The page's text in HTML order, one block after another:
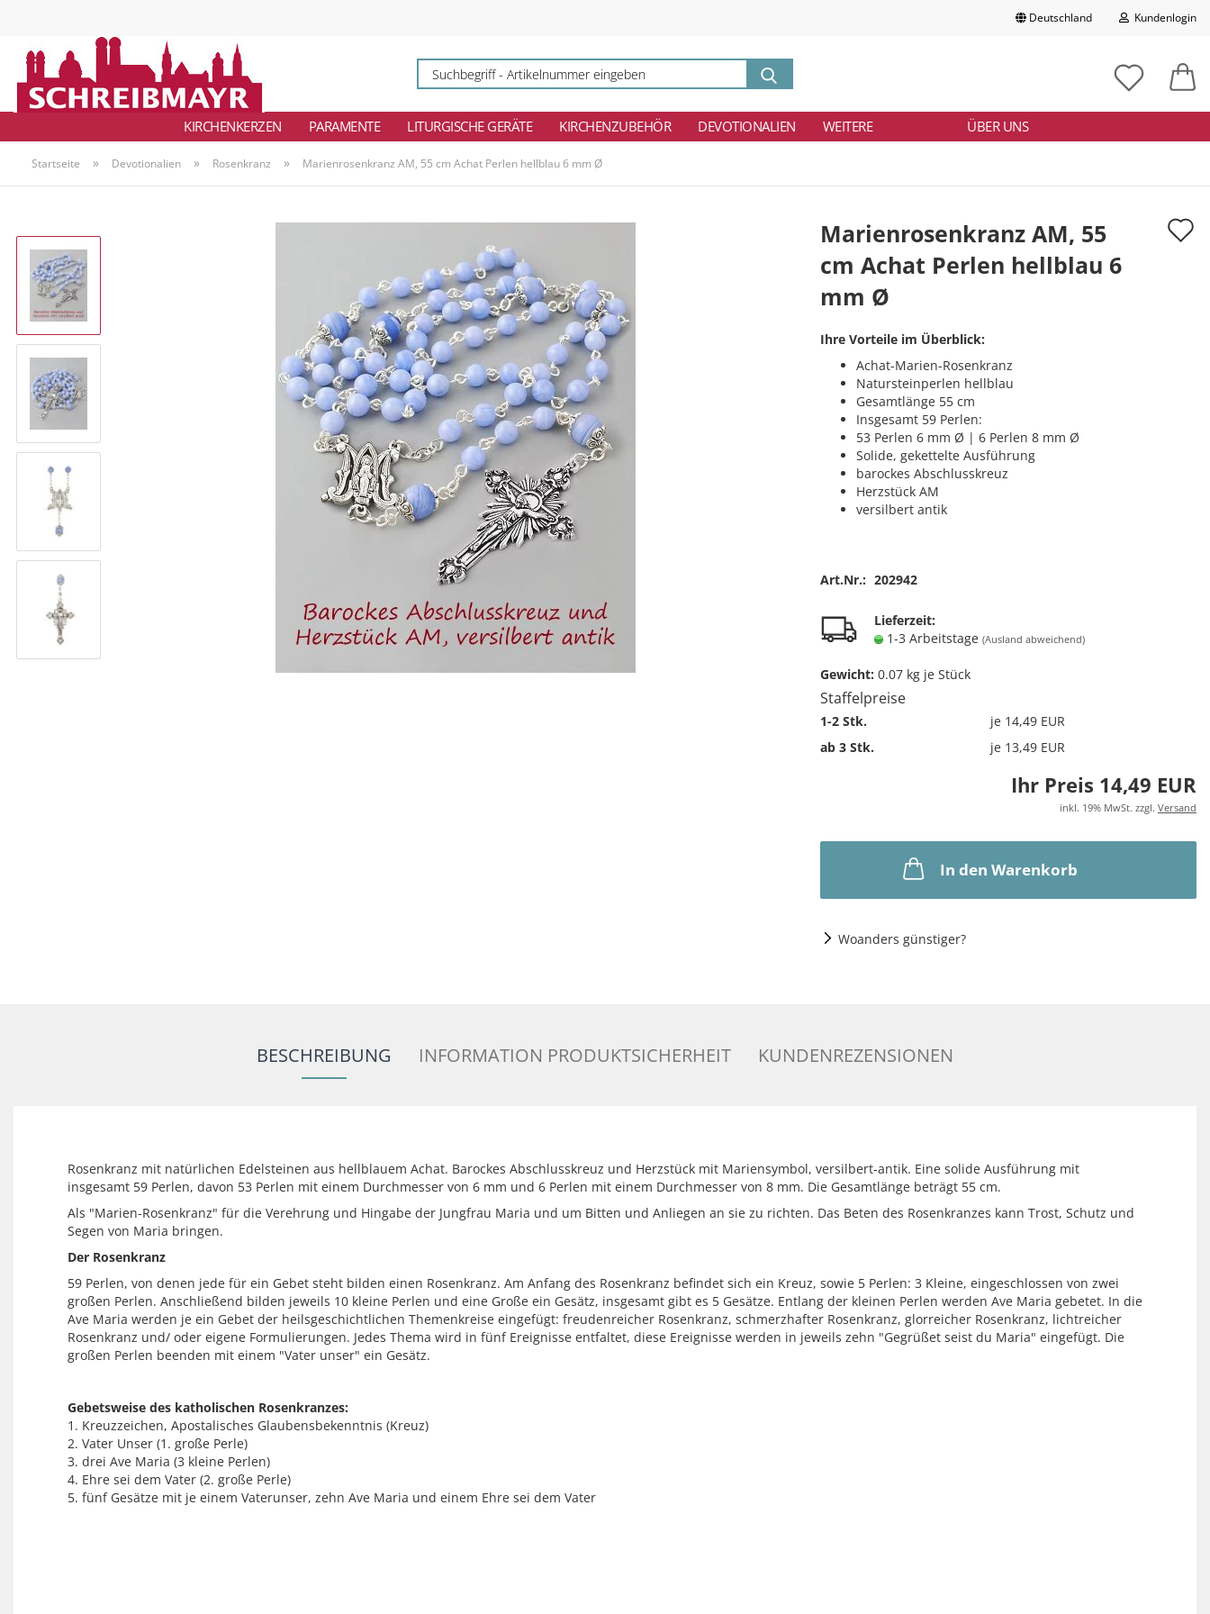
Deutschland Kundenlogin
E-Mail
Konto erstellen
eingeben
KIRCHENKERZEN PARAMENTE LITURGISCHE GERÄTE KIRCHENZUBEHÖR DEVOTIONALIEN ÜBER UNS
WEITERE
Startseite » Devotionalien » Rosenkranz » Marienrosenkranz AM, 55 cm Achat Perlen hellblau 6 mm Ø
Marienrosenkranz AM, 55
cm Achat Perlen hellblau 6
mm Ø
Ihre Vorteile im Überblick:
Achat-Marien-Rosenkranz
Natursteinperlen hellblau
Gesamtlänge 55 cm
Insgesamt 59 Perlen:
53 Perlen 6 mm Ø | 6 Perlen 8 mm Ø
Solide, gekettelte Ausführung
barockes Abschlusskreuz
Herzstück AM
versilbert antik
Art.Nr.: 202942
Lieferzeit:
1-3 Arbeitstage (Ausland abweichend)
Gewicht: 0.07 kg je Stück
Staffelpreise
1-2 Stk.
je 14,49 EUR
ab 3 Stk.
je 13,49 EUR
Ihr Preis 14,49 EUR
inkl. 19% MwSt. zzgl. Versand
In den Warenkorb
Woanders günstiger?
BESCHREIBUNG INFORMATION PRODUKTSICHERHEIT KUNDENREZENSIONEN
Rosenkranz mit natürlichen Edelsteinen aus hellblauem Achat. Barockes Abschlusskreuz und Herzstück mit Mariensymbol, versilbert-antik. Eine solide Ausführung mit
insgesamt 59 Perlen, davon 53 Perlen mit einem Durchmesser von 6 mm und 6 Perlen mit einem Durchmesser von 8 mm. Die Gesamtlänge beträgt 55 cm.
Als "Marien-Rosenkranz" für die Verehrung und Hingabe der Jungfrau Maria und um Bitten und Anliegen an sie zu richten. Das Beten des Rosenkranzes kann Trost, Schutz und
Segen von Maria bringen.
Der Rosenkranz
59 Perlen, von denen jede für ein Gebet steht bilden einen Rosenkranz. Am Anfang des Rosenkranz befindet sich ein Kreuz, sowie 5 Perlen: 3 Kleine, eingeschlossen von zwei
großen Perlen. Anschließend bilden jeweils 10 kleine Perlen und eine Große ein Gesätz, insgesamt gibt es 5 Gesätze. Entlang der kleinen Perlen werden Ave Maria gebetet. In die
Ave Maria werden je ein Gebet der heilsgeschichtlichen Themenkreise eingefügt: freudenreicher Rosenkranz, schmerzhafter Rosenkranz, glorreicher Rosenkranz, lichtreicher
Rosenkranz und/ oder eigene Formulierungen. Jedes Thema wird in fünf Ereignisse entfaltet, diese Ereignisse werden in jeweils zehn "Gegrüßet seist du Maria" eingefügt. Die
großen Perlen beenden mit einem "Vater unser" ein Gesätz.
Gebetsweise des katholischen Rosenkranzes:
1. Kreuzzeichen, Apostalisches Glaubensbekenntnis (Kreuz)
2. Vater Unser (1. große Perle)
3. drei Ave Maria (3 kleine Perlen)
4. Ehre sei dem Vater (2. große Perle)
5. fünf Gesätze mit je einem Vaterunser, zehn Ave Maria und einem Ehre sei dem Vater